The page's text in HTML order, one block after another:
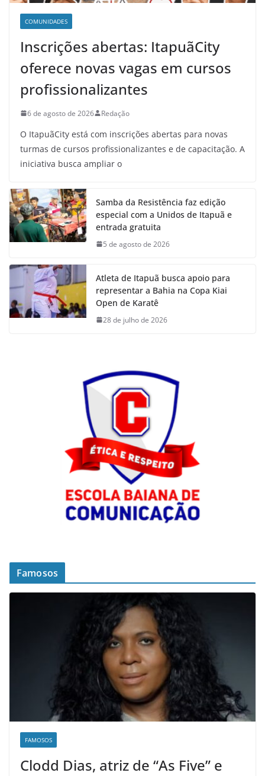
COMUNIDADES
Inscrições abertas: ItapuãCity
oferece novas vagas em cursos
profissionalizantes
6 de agosto de 2026 Redação
O ItapuãCity está com inscrições abertas para novas
turmas de cursos profissionalizantes e de capacitação. A
iniciativa busca ampliar o
Samba da Resistência faz edição
especial com a Unidos de Itapuã e
entrada gratuita
5 de agosto de 2026
Atleta de Itapuã busca apoio para
representar a Bahia na Copa Kiai
Open de Karatê
28 de julho de 2026
Famosos
FAMOSOS
Clodd Dias, atriz de “As Five” e